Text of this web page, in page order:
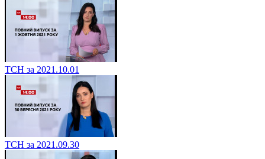
ТСН за 2021.10.01
ТСН за 2021.09.30